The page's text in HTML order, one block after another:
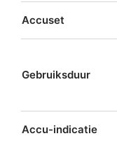
Accuset
Gebruiksduur
Accu-indicatie